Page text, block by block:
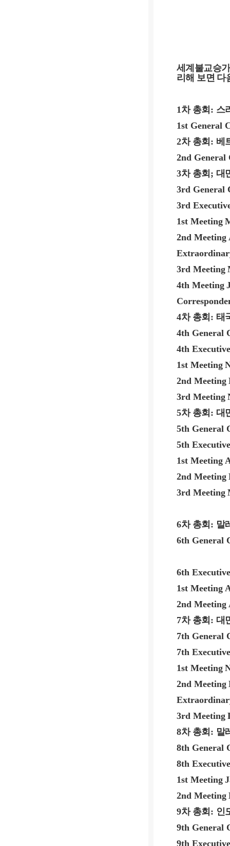
세계불교승
리해 보면 다
1차 총회 : 스
1st General
2차 총회 : 베
2nd General
3차 총회 ; 대
3rd General
3rd
1st Meeting
2nd Meeting
3rd Meeting
4th Meeting
4차 총회 : 태
4th General
4th
1st Meeting
2nd Meeting
3rd Meeting
5차 총회 : 대
5th General
5th
1st Meeting
2nd Meeting
3rd Meeting
6차 총회 : 말
6th General
6th
1st Meeting
2nd Meeting
7차 총회 : 대
7th General
7th
1st Meeting
2nd Meeting
3rd Meeting
8차 총회 : 말
8th General
8th
1st Meeting
2nd Meeting
9차 총회 : 인
9th General
9th